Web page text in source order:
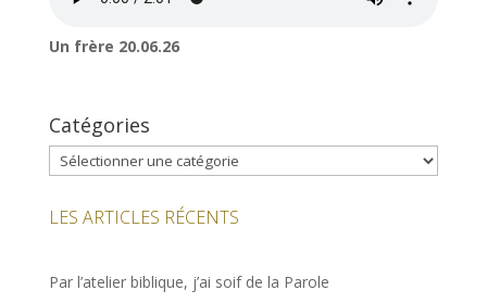
Un frère 20.06.26
Catégories
Catégories
LES ARTICLES RÉCENTS
Par l’atelier biblique, j’ai soif de la Parole